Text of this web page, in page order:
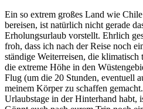
Ein so extrem großes Land wie
bereisen, ist natürlich nicht gerade
Erholungsurlaub vorstellt. Ehrlich
froh, dass ich nach der Reise noch
ständige Weiterreisen, die
die extreme Höhe in den
Flug (um die 20 Stunden, eventuell
meinem Körper zu schaffen
Urlaubstage in der Hinterhand habt,